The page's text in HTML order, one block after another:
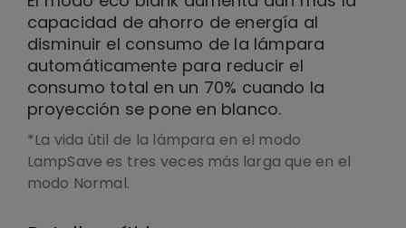
capacidad de ahorro de energía al
disminuir el consumo de la lámpara
automáticamente para reducir el
consumo total en un 70% cuando la
proyección se pone en blanco.
*La vida útil de la lámpara en el modo
LampSave es tres veces más larga que en el
modo Normal.